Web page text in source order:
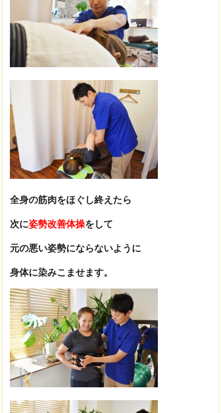
全身の筋肉をほぐし終えたら
次に姿勢改善体操をして
元の悪い姿勢にならないように
身体に染みこませます。